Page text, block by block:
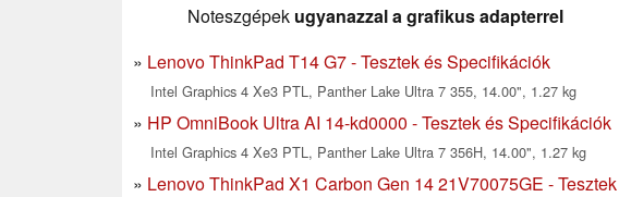
Noteszgépek ugyanazzal a grafikus adapterrel
Lenovo ThinkPad T14 G7 - Tesztek és Specifikációk
Intel Graphics 4 Xe3 PTL, Panther Lake Ultra 7 355, 14.00", 1.27 kg
HP OmniBook Ultra AI 14-kd0000 - Tesztek és Specifikációk
Intel Graphics 4 Xe3 PTL, Panther Lake Ultra 7 356H, 14.00", 1.27 kg
Lenovo ThinkPad X1 Carbon Gen 14 21V70075GE -